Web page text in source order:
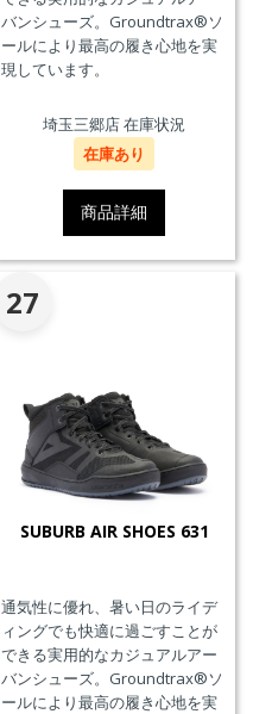
バンシューズ。Groundtrax®ソ
ールにより最高の履き心地を実
現しています。
埼玉三郷店 在庫状況
在庫あり
商品詳細
27
SUBURB AIR SHOES 631
通気性に優れ、暑い日のライデ
ィングでも快適に過ごすことが
できる実用的なカジュアルアー
バンシューズ。Groundtrax®ソ
ールにより最高の履き心地を実